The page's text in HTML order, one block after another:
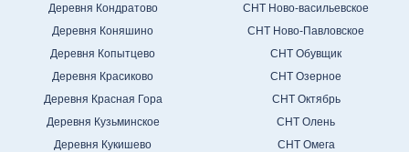
Деревня Кондратово
Деревня Коняшино
Деревня Копытцево
Деревня Красиково
Деревня Красная Гора
Деревня Кузьминское
Деревня Кукишево
СНТ Ново-васильевское
СНТ Ново-Павловское
СНТ Обувщик
СНТ Озерное
СНТ Октябрь
СНТ Олень
СНТ Омега